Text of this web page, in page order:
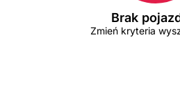
Brak
Zmień kryteria